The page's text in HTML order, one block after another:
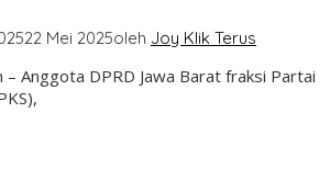
22 Mei 2025oleh Joy Klik Terus
Anggota DPRD Jawa Barat fraksi Partai